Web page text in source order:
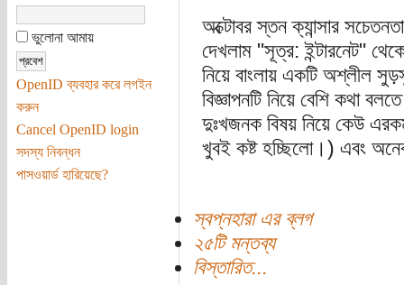
ভুলোনা আমায়
OpenID ব্যবহার করে লগইন
করুন
Cancel OpenID login
সদস্য নিবন্ধন
পাসওয়ার্ড হারিয়েছে?
অক্টোবর স্তন ক্যান্সার
দেখলাম "সূত্র: ইন্টারনেট"
নিয়ে বাংলায় একটি অশ্লীল
বিজ্ঞাপনটি নিয়ে বেশি কথা
দুঃখজনক বিষয় নিয়ে কেউ
খুবই কষ্ট হচ্ছিলো।) এবং
স্বপ্নহারা এর ব্লগ
২৫টি মন্তব্য
বিস্তারিত...